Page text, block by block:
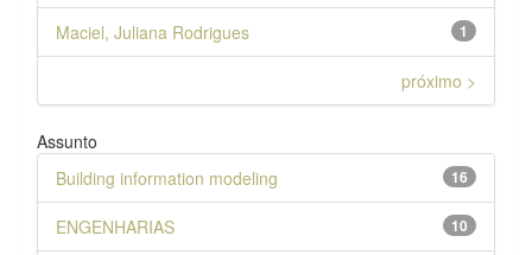
1
Maciel, Juliana Rodrigues
próximo >
Assunto
16
Building information modeling
10
ENGENHARIAS